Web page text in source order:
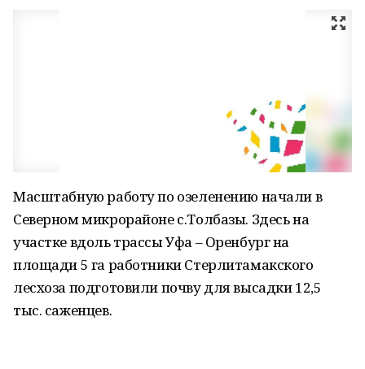
Масштабную работу по озеленению начали в
Северном микрорайоне с.Толбазы. Здесь на
участке вдоль трассы Уфа – Оренбург на
площади 5 га работники Стерлитамакского
лесхоза подготовили почву для высадки 12,5
тыс. саженцев.